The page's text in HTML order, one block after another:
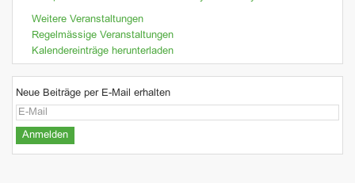
Weitere Veranstaltungen
Regelmässige Veranstaltungen
Kalendereinträge herunterladen
Neue Beiträge per E-Mail erhalten